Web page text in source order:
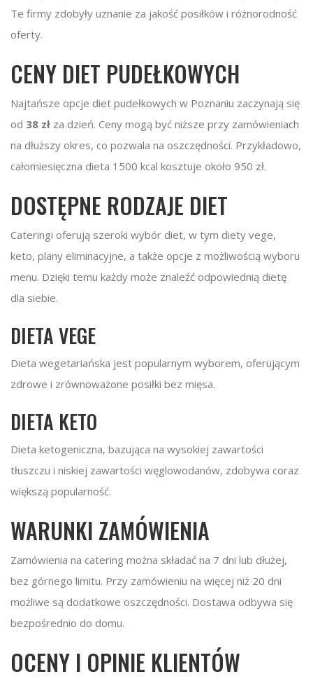
Te firmy zdobyły uznanie za jakość posiłków i różnorodność
oferty.
CENY DIET PUDEŁKOWYCH
Najtańsze opcje diet pudełkowych w Poznaniu zaczynają się
od 38 zł za dzień. Ceny mogą być niższe przy zamówieniach
na dłuższy okres, co pozwala na oszczędności. Przykładowo,
całomiesięczna dieta 1500 kcal kosztuje około 950 zł.
DOSTĘPNE RODZAJE DIET
Cateringi oferują szeroki wybór diet, w tym diety vege,
keto, plany eliminacyjne, a także opcje z możliwością wyboru
menu. Dzięki temu każdy może znaleźć odpowiednią dietę
dla siebie.
DIETA VEGE
Dieta wegetariańska jest popularnym wyborem, oferującym
zdrowe i zrównoważone posiłki bez mięsa.
DIETA KETO
Dieta ketogeniczna, bazująca na wysokiej zawartości
tłuszczu i niskiej zawartości węglowodanów, zdobywa coraz
większą popularność.
WARUNKI ZAMÓWIENIA
Zamówienia na catering można składać na 7 dni lub dłużej,
bez górnego limitu. Przy zamówieniu na więcej niż 20 dni
możliwe są dodatkowe oszczędności. Dostawa odbywa się
bezpośrednio do domu.
OCENY I OPINIE KLIENTÓW